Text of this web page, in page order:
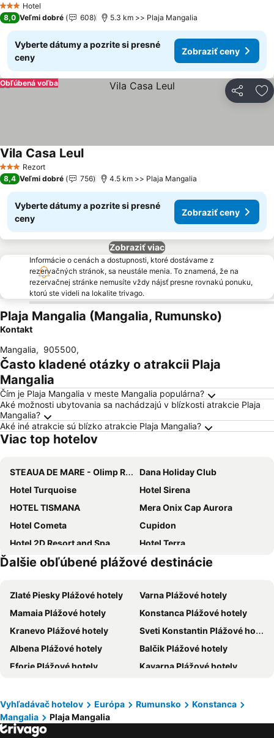
3 Počet hviezdičiek
Hotel
8,0 Veľmi dobré 608 5.3 km >> Plaja Mangalia
Vyberte dátumy a pozrite si presné
ceny
Zobraziť ceny
Zdieľať
Obľúbená voľba
3 Počet hviezdičiek
Rezort
Vila Casa LeulZobraziť ceny
8,4 Veľmi dobré 756 4.5 km >> Plaja Mangalia
Vyberte dátumy a pozrite si presné
ceny
Zobraziť ceny
Zobraziť viac
Informácie o cenách a dostupnosti, ktoré dostávame z
rezervačných stránok, sa neustále menia. To znamená, že na
rezervačnej stránke nemusíte vždy nájsť presne rovnakú ponuku,
ktorú ste videli na lokalite trivago.
Plaja Mangalia (Mangalia, Rumunsko)
Kontakt
Mangalia, 905500,
Často kladené otázky o atrakcii Plaja
Mangalia
Čím je Plaja Mangalia v meste Mangalia populárna?
Aké možnosti ubytovania sa nachádzajú v blízkosti atrakcie Plaja
Mangalia?
Aké iné atrakcie sú blízko atrakcie Plaja Mangalia?
Viac top hotelov
STEAUA DE MARE - Olimp Resort
Dana Holiday Club
Hotel Turquoise
Hotel Sirena
HOTEL TISMANA
Mera Onix Cap Aurora
Hotel Cometa
Cupidon
Hotel 2D Resort and Spa
Hotel Terra
New Belvedere
Ammon
Hotel Topaz
Hotel Solymar
Hotel Dana Resort
Hotel Mures
Hotel Siret Saturn
Hotel Proton K3
Hotel Opal
Hotel Callatis
Hotel Favorit
Tiberius Residence
Hotel Saturn
Mera Brise
Grand Hotel Caraiman
Ďalšie obľúbené plážové destinácie
Zlaté Piesky Plážové hotely
Varna Plážové hotely
Mamaia Plážové hotely
Konstanca Plážové hotely
Kranevo Plážové hotely
Sveti Konstantin Plážové hotely
Albena Plážové hotely
Balčik Plážové hotely
Eforie Plážové hotely
Kavarna Plážové hotely
Costineşti Plážové hotely
Eforie Sud Plážové hotely
Saturn Plážové hotely
Vyhľadávač hotelov Európa Rumunsko
Konstanca
Mangalia
Plaja Mangalia